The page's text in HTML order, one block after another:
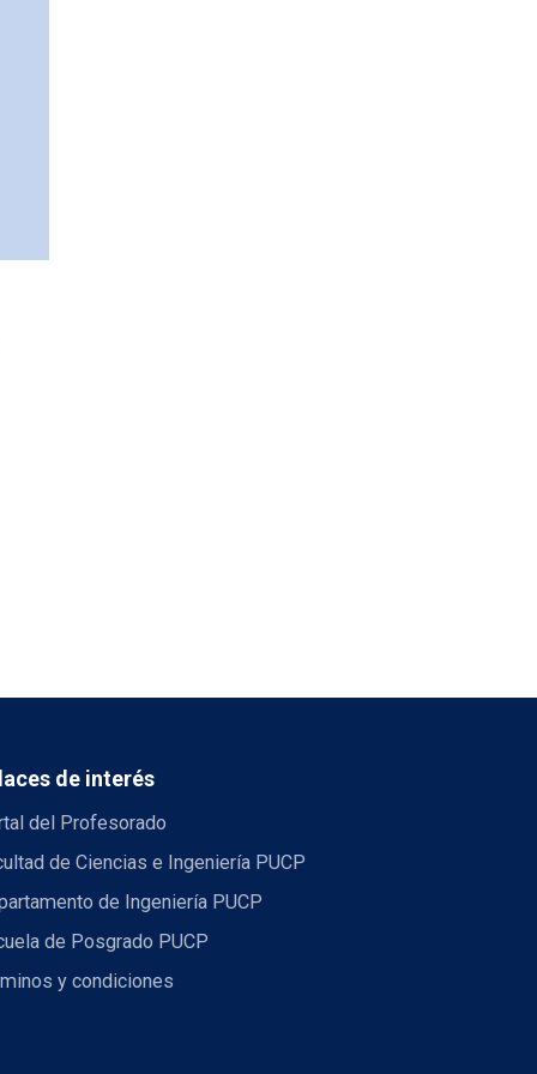
de interés
del Profesorado
de Ciencias e Ingeniería PUCP
de Ingeniería PUCP
de Posgrado PUCP
y condiciones